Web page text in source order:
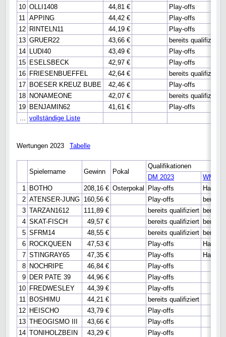
10 OLLI1408 44,81 €
Play-offs
11 APPING 44,42 €
Play-offs
12 RINTELN11 44,19 €
Play-offs
13 GRUER22 43,66 €
bereits qualifiziert
14 LUDI40 43,49 €
Play-offs
15 ESELSBECK 42,97 €
Play-offs
16 FRIESENBUEFFEL 42,64 €
bereits qualifiziert
17 BOESER KREUZ BUBE 42,46 €
Play-offs
18 NONAMEONE 42,07 €
bereits qualifiziert
19 BENJAMIN62 41,61 €
Play-offs
... vollständige Liste
Wertungen 2023 Tabelle
Spielername Gewinn Pokal
Qualifikationen
DM 2023
WM
1 BOTHO 208,16 € Osterpokal Play-offs
2 ATENSER-JUNG 160,56 € Play-offs
bereits
3 TARZAN1612 111,89 € bereits qualifiziert bereits
4 SKAT-FISCH 49,57 € bereits qualifiziert bereits
5 SFRM14 48,55 € bereits qualifiziert bereits
6 ROCKQUEEN 47,53 € Play-offs
7 STINGRAY65 47,35 € Play-offs
8 NOCHRIPE 46,84 €
Play-offs
9 DER PATE 39 44,96 €
Play-offs
10 FREDWESLEY 44,39 €
Play-offs
11 BOSHIMU 44,21 €
bereits qualifiziert
12 HEISCHO 43,79 €
Play-offs
13 THEOGISMO III 43,66 €
Play-offs
14 TONIHOLZBEIN 43,29 €
Play-offs